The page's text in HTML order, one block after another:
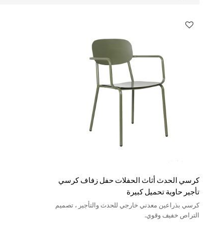
كرسي الحدث أثاث الحفلات حفل زفاف كرسي
تأجير حاوية تحميل كبيرة
كرسي بذراعين معدني خارجي للحدث والتأجير ، تصميم
التراص خفيف وقوي.